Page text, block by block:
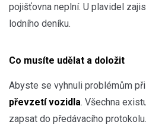
pojišťovna neplní. U plavidel
lodního deníku.
Co musíte udělat a doložit
Abyste se vyhnuli problémům
převzetí vozidla. Všechna
zapsat do předávacího